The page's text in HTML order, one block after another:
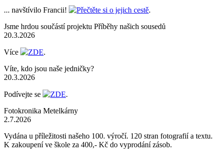
... navštívilo Francii! Přečtěte si o jejich cestě.
Jsme hrdou součástí projektu Příběhy našich sousedů
20.3.2026
Více ZDE.
Víte, kdo jsou naše jedničky?
20.3.2026
Podívejte se ZDE.
Fotokronika Metelkárny
2.7.2026
Vydána u příležitosti našeho 100. výročí. 120 stran fotografií a textu.
K zakoupení ve škole za 400,- Kč do vyprodání zásob.